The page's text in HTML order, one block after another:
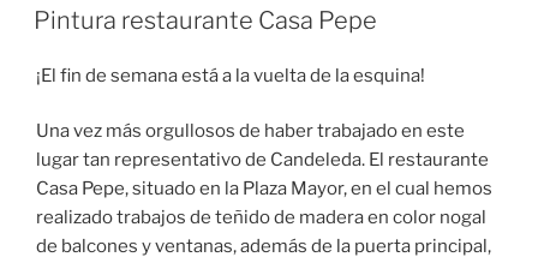
EL
Pintura restaurante Casa Pepe
¡El fin de semana está a la vuelta de la esquina!
Una vez más orgullosos de haber trabajado en este
lugar tan representativo de Candeleda. El restaurante
Casa Pepe, situado en la Plaza Mayor, en el cual hemos
realizado trabajos de teñido de madera en color nogal
de balcones y ventanas, además de la puerta principal,